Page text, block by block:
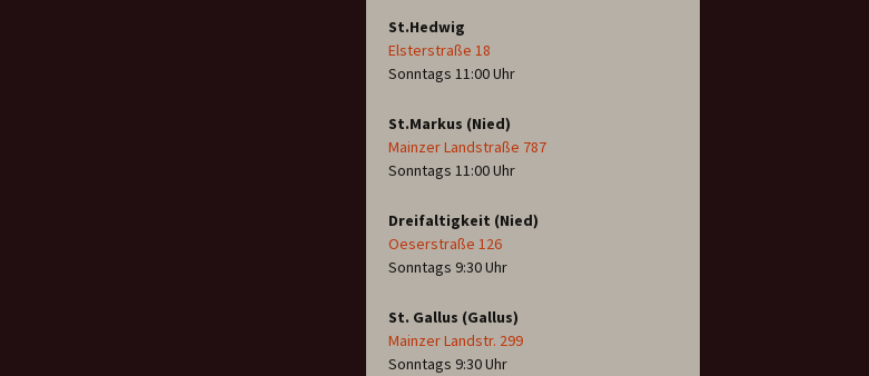
St.Hedwig
Elsterstraße 18
Sonntags 11:00 Uhr
St.Markus (Nied)
Mainzer Landstraße 787
Sonntags 11:00 Uhr
Dreifaltigkeit (Nied)
Oeserstraße 126
Sonntags 9:30 Uhr
St. Gallus (Gallus)
Mainzer Landstr. 299
Sonntags 9:30 Uhr